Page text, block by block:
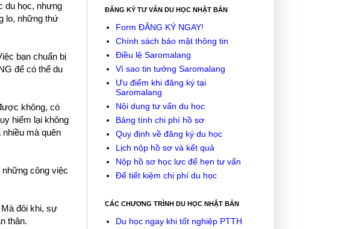
du học, nhưng
lo, những thứ
bạn chuẩn bị
để có thể du
không, có
hiểm lại không
mà quên
công việc
Mà đôi khi, sự
thân.
ĐĂNG KÝ TƯ VẤN DU HỌC NHẬT BẢN
Form ĐĂNG KÝ NGAY!
Chính sách bảo mật thông tin
Điều lệ Saromalang
Vì sao tin tưởng Saromalang
Ưu điểm khi đăng ký tại
Saromalang
Nội dung tư vấn du học
Bảng tính chi phí hồ sơ
Quy định về đăng ký du học
Lịch nộp hồ sơ và kết quả
Nộp hồ sơ học lực để hẹn tư vấn
Để tiết kiệm chi phí du học
CÁC CHƯƠNG TRÌNH DU HỌC NHẬT BẢN
Du học ngay khi tốt nghiệp PTTH